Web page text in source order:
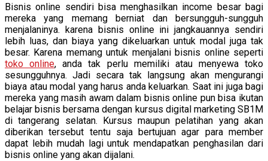
Bisnis online sendiri bisa menghasilkan income besar bagi
mereka yang memang berniat dan bersungguh-sungguh
menjalaninya. karena bisnis online ini jangkauannya sendiri
lebih luas, dan biaya yang dikeluarkan untuk modal juga tak
besar. Karena memang untuk menjalani bisnis online seperti
toko online, anda tak perlu memiliki atau menyewa toko
sesungguhnya. Jadi secara tak langsung akan mengurangi
biaya atau modal yang harus anda keluarkan. Saat ini juga bagi
mereka yang masih awam dalam bisnis online pun bisa ikutan
belajar bisnis bersama dengan kursus digital marketing SB1M
di tangerang selatan. Kursus maupun pelatihan yang akan
diberikan tersebut tentu saja bertujuan agar para member
dapat lebih mudah lagi untuk mendapatkan penghasilan dari
bisnis online yang akan dijalani.